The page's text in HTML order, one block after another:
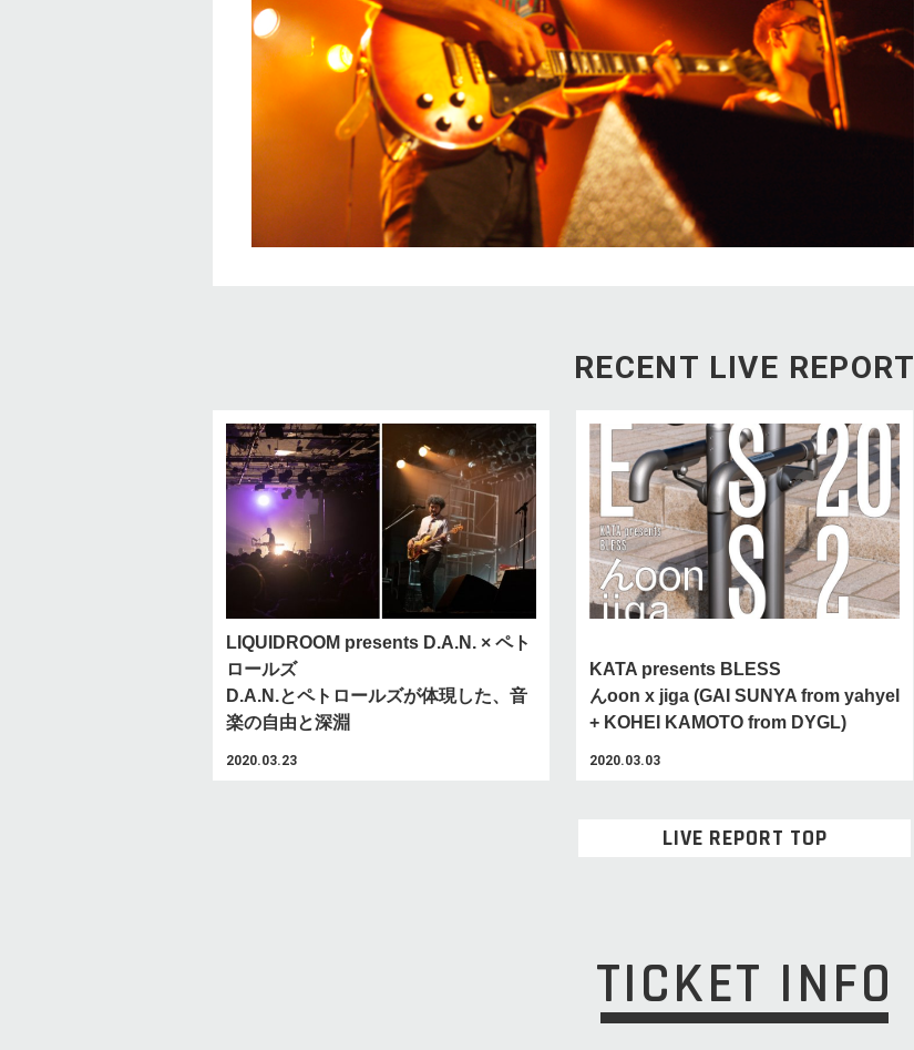
RECENT LIVE REPORT
LIQUIDROOM presents D.A.N. × ペト
ロールズ
D.A.N.とペトロールズが体現した、音
楽の自由と深淵
2020.03.23
KATA presents BLESS
んoon x jiga (GAI SUNYA from yahyel
+ KOHEI KAMOTO from DYGL)
2020.03.03
LIVE REPORT TOP
TICKET INFO